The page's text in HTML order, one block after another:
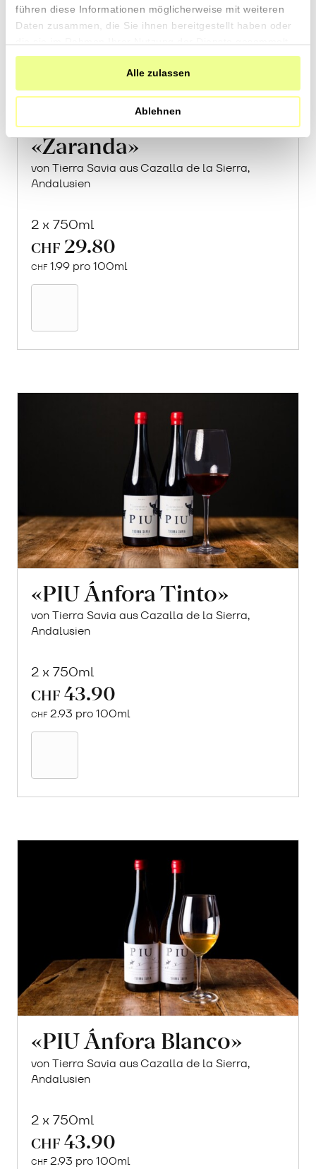
führen diese Informationen möglicherweise mit weiteren
Daten zusammen, die Sie ihnen bereitgestellt haben oder
haben.
Alle zulassen
Ablehnen
«Zaranda»
von Tierra Savia aus Cazalla de la Sierra,
Andalusien
2 x 750ml
CHF 29.80
CHF 1.99 pro 100ml
«PIU Ánfora Tinto»
von Tierra Savia aus Cazalla de la Sierra,
Andalusien
2 x 750ml
CHF 43.90
CHF 2.93 pro 100ml
«PIU Ánfora Blanco»
von Tierra Savia aus Cazalla de la Sierra,
Andalusien
2 x 750ml
CHF 43.90
CHF 2.93 pro 100ml